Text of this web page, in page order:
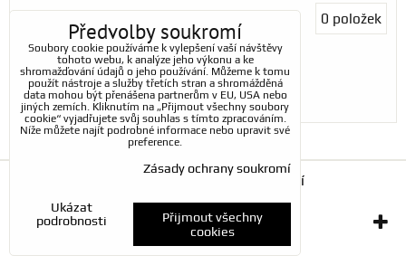
Podprsenky push-up 0 položek
Zásady ochrany soukromí
Vytvořeno systémem: ByznysWeb.cz
Předvolby soukromí
Soubory cookie používáme k vylepšení vaší návštěvy
tohoto webu, k analýze jeho výkonu a ke
shromažďování údajů o jeho používání. Můžeme k tomu
použít nástroje a služby třetích stran a shromážděná
data mohou být přenášena partnerům v EU, USA nebo
jiných zemích. Kliknutím na „Přijmout všechny soubory
cookie“ vyjadřujete svůj souhlas s tímto zpracováním.
Níže můžete najít podrobné informace nebo upravit své
preference.
Zásady ochrany soukromí
Ukázat
podrobnosti
Přijmout všechny
cookies